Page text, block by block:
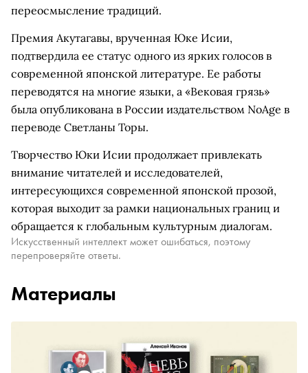
переосмысление традиций.
Премия Акутагавы, врученная Юке Исии,
подтвердила ее статус одного из ярких голосов в
современной японской литературе. Ее работы
переводятся на многие языки, а «Вековая грязь»
была опубликована в России издательством NoAge в
переводе Светланы Торы.
Творчество Юки Исии продолжает привлекать
внимание читателей и исследователей,
интересующихся современной японской прозой,
которая выходит за рамки национальных границ и
обращается к глобальным культурным диалогам.
Искусственный интеллект может ошибаться, поэтому
перепроверяйте ответы.
Материалы